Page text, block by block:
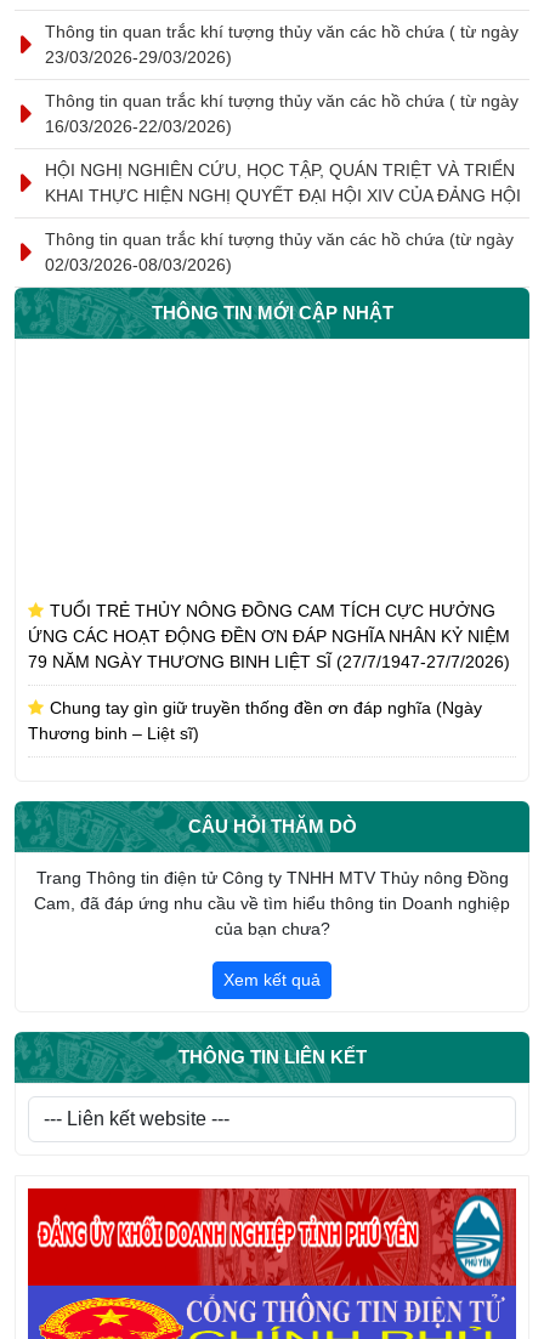
Thông tin quan trắc khí tượng thủy văn các hồ chứa ( từ ngày
23/03/2026-29/03/2026)
Thông tin quan trắc khí tượng thủy văn các hồ chứa ( từ ngày
16/03/2026-22/03/2026)
HỘI NGHỊ NGHIÊN CỨU, HỌC TẬP, QUÁN TRIỆT VÀ TRIỂN
KHAI THỰC HIỆN NGHỊ QUYẾT ĐẠI HỘI XIV CỦA ĐẢNG HỘI
Thông tin quan trắc khí tượng thủy văn các hồ chứa (từ ngày
02/03/2026-08/03/2026)
THÔNG TIN MỚI CẬP NHẬT
ỨNG CÁC HOẠT ĐỘNG ĐỀN ƠN ĐÁP NGHĨA NHÂN KỶ NIỆM
79 NĂM NGÀY THƯƠNG BINH LIỆT SĨ (27/7/1947-27/7/2026)
Chung tay gìn giữ truyền thống đền ơn đáp nghĩa (Ngày
Thương binh – Liệt sĩ)
CÔNG TY TNHH MTV THỦY NÔNG ĐỒNG CAM NHẬN
CHI ĐOÀN CÔNG TY TNHH MTV THỦY NÔNG ĐỒNG CAM
Giới thiệu tổng quan về Công ty TNHH một thành viên Thủy
CÂU HỎI THĂM DÒ
Trang Thông tin điện tử Công ty TNHH MTV Thủy nông Đồng
Cam, đã đáp ứng nhu cầu về tìm hiểu thông tin Doanh nghiệp
của bạn chưa?
Xem kết quả
THÔNG TIN LIÊN KẾT